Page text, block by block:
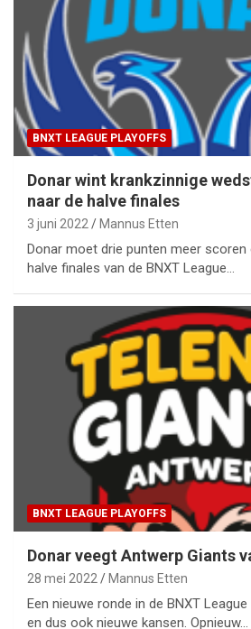
BNXT LEAGUE PLAYOFFS
Donar wint krankzinnige
naar de halve finales
3 juni 2022 Mannus Etten
Donar moet drie punten meer scoren
halve finales van de BNXT League…
BNXT LEAGUE PLAYOFFS
Donar veegt Antwerp Giants
28 mei 2022 Mannus Etten
Een nieuwe ronde in de BNXT
en dus ook nieuwe kansen. Opnieuw…